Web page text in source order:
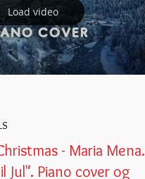
Load video
- Maria Mena.
Jul". Piano cover og